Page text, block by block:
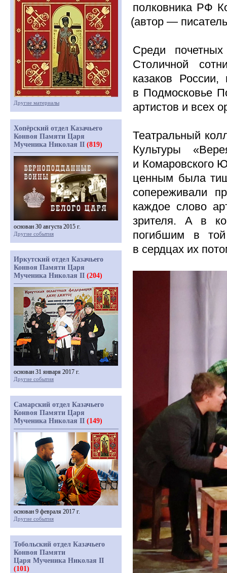
полковника РФ
(автор —
Среди почетных
Столичной
казаков России,
в Подмосковье
артистов и всех
Театральный
Культуры
и Комаровского
ценным была
сопереживали
каждое слово
зрителя. А в
погибшим в
в сердцах их
Другие материалы
Хопёрский отдел Казачьего
Конвоя Памяти Царя
Мученика Николая II (819)
основан 30 августа 2015 г.
Другие события
Иркутский отдел Казачьего
Конвоя Памяти Царя
Мученика Николая II (204)
основан 31 января 2017 г.
Другие события
Самарский отдел Казачьего
Конвоя Памяти Царя
Мученика Николая II (149)
основан 9 февраля 2017 г.
Другие события
Тобольский отдел Казачьего
Конвоя Памяти
Царя Мученика Николая II
(101)